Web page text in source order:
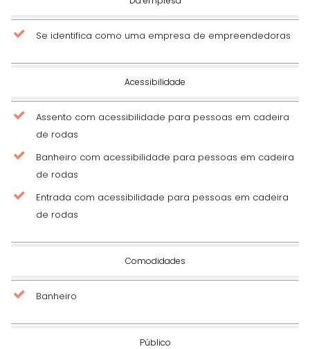
Se identifica como uma empresa de empreendedoras
Acessibilidade
Assento com acessibilidade para pessoas em cadeira
de rodas
Banheiro com acessibilidade para pessoas em cadeira
de rodas
Entrada com acessibilidade para pessoas em cadeira
de rodas
Comodidades
Banheiro
Público